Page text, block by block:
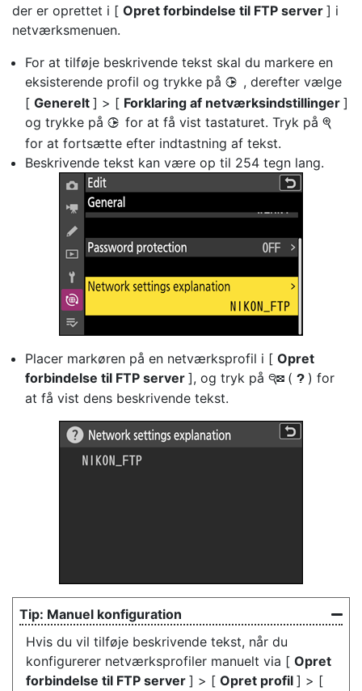
der er oprettet i [ Opret forbindelse til FTP server ] i
netværksmenuen.
For at tilføje beskrivende tekst skal du markere en
eksisterende profil og trykke på 2 , derefter vælge
[ Generelt ] > [ Forklaring af netværksindstillinger ]
og trykke på 2 for at få vist tastaturet. Tryk på X
for at fortsætte efter indtastning af tekst.
Beskrivende tekst kan være op til 254 tegn lang.
Placer markøren på en netværksprofil i [ Opret
forbindelse til FTP server ], og tryk på W ( Q ) for
at få vist dens beskrivende tekst.
Manuel konfiguration
Hvis du vil tilføje beskrivende tekst, når du
konfigurerer netværksprofiler manuelt via [ Opret
forbindelse til FTP server ] > [ Opret profil ] > [